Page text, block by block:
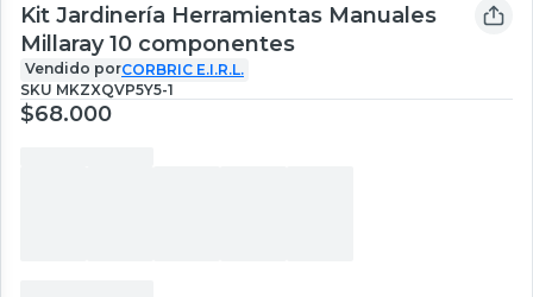
Kit Jardinería Herramientas Manuales
Millaray 10 componentes
Vendido porCORBRIC E.I.R.L.
SKU MKZXQVP5Y5-1
$68.000